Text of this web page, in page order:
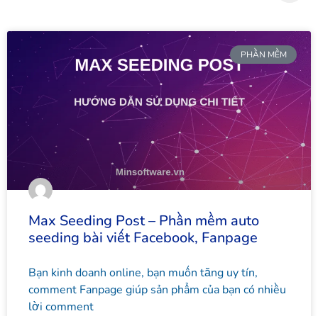
PHẦN MỀM
Max Seeding Post – Phần mềm auto
seeding bài viết Facebook, Fanpage
Bạn kinh doanh online, bạn muốn tăng uy tín,
comment Fanpage giúp sản phẩm của bạn có nhiều
lời comment